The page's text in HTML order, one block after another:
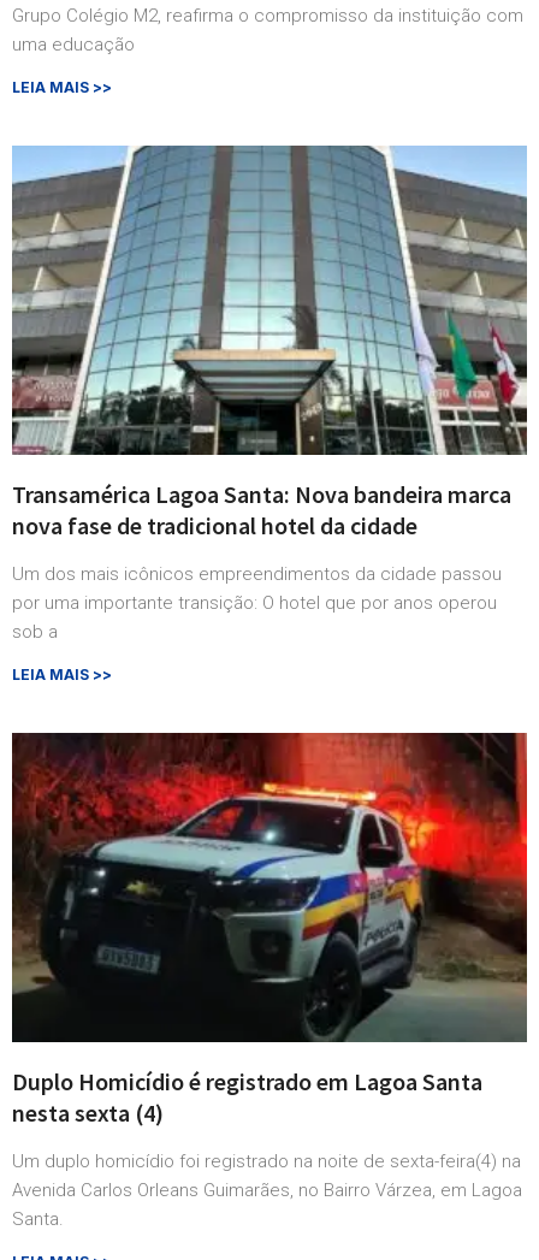
Grupo Colégio M2, reafirma o compromisso da instituição com
uma educação
LEIA MAIS >>
Transamérica Lagoa Santa: Nova bandeira marca
nova fase de tradicional hotel da cidade
Um dos mais icônicos empreendimentos da cidade passou
por uma importante transição: O hotel que por anos operou
sob a
LEIA MAIS >>
Duplo Homicídio é registrado em Lagoa Santa
nesta sexta (4)
Um duplo homicídio foi registrado na noite de sexta-feira(4) na
Avenida Carlos Orleans Guimarães, no Bairro Várzea, em Lagoa
Santa.